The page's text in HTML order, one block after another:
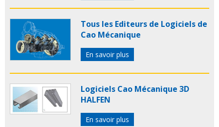
Tous les Editeurs de Logiciels de
Cao Mécanique
En savoir plus
Logiciels Cao Mécanique 3D
HALFEN
En savoir plus